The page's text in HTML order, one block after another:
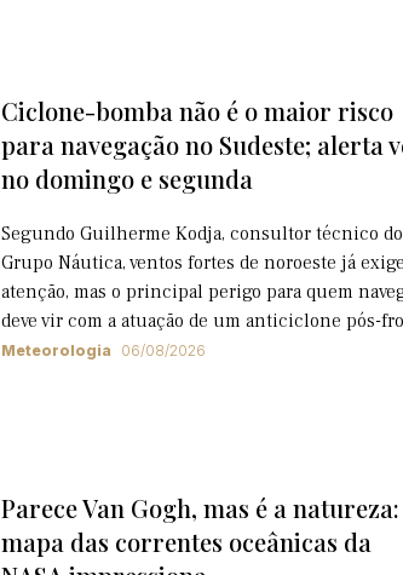
Ciclone-bomba não é o maior risco
para navegação no Sudeste; alerta
no domingo e segunda
Segundo Guilherme Kodja, consultor técnico do
Grupo Náutica, ventos fortes de noroeste já
atenção, mas o principal perigo para quem
deve vir com a atuação de um anticiclone pós-
Meteorologia 06/08/2026
Parece Van Gogh, mas é a natureza:
mapa das correntes oceânicas da